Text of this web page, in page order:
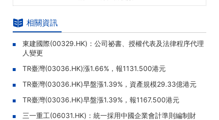
相關資訊
東建國際(00329.HK)：公司祕書、授權代表及法律程序代理
人變更
TR臺灣(03036.HK)漲1.66%，報1131.500港元
TR臺灣(03036.HK)早盤漲1.39%，資產規模29.33億港元
TR臺灣(03036.HK)早盤漲1.39%，報1167.500港元
三一重工(06031.HK)：統一採用中國企業會計準則編制財